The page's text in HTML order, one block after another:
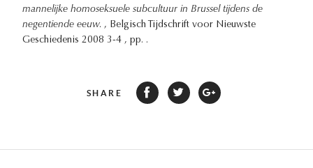
mannelijke homoseksuele subcultuur in Brussel tijdens de
negentiende eeuw. , Belgisch Tijdschrift voor Nieuwste
Geschiedenis 2008 3-4 , pp. .
SHARE